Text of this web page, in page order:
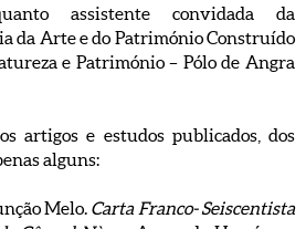
assistente convidada da
da Arte e do Património Construído
e Património – Pólo de Angra
artigos e estudos publicados, dos
alguns:
Melo. Carta Franco- Seiscentista